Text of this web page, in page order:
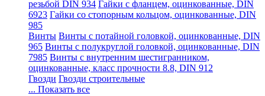
резьбой DIN 934 Гайки с фланцем, оцинкованные, DIN
6923 Гайки со стопорным кольцом, оцинкованные, DIN
985
Винты Винты с потайной головкой, оцинкованные, DIN
965 Винты с полукруглой головкой, оцинкованные, DIN
7985 Винты с внутренним шестигранником,
оцинкованные, класс прочности 8.8, DIN 912
Гвозди Гвозди строительные
... Показать все